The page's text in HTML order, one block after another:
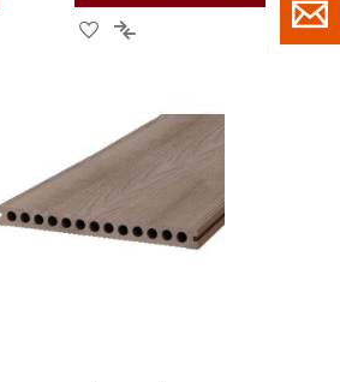
ZUR
HINZUFÜGEN
ZUR
HINZUFÜGEN